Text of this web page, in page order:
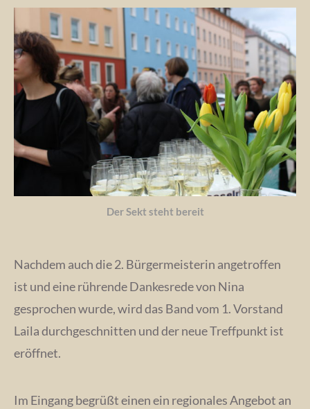
Der Sekt steht bereit
Nachdem auch die 2. Bürgermeisterin angetroffen
ist und eine rührende Dankesrede von Nina
gesprochen wurde, wird das Band vom 1. Vorstand
Laila durchgeschnitten und der neue Treffpunkt ist
eröffnet.
Im Eingang begrüßt einen ein regionales Angebot an